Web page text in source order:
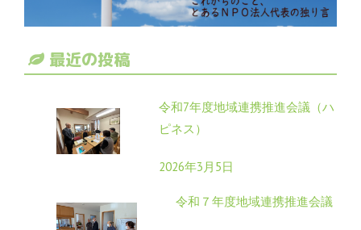
最近の投稿
令和7年度地域連携推進会議（ハ
ピネス）
2026年3月5日
令和７年度地域連携推進会議